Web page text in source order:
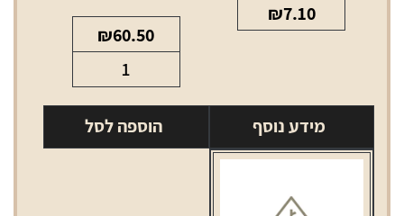
₪7.10
מידע נוסף
₪60.50
של
פוד
לנורד
הוספה לסל